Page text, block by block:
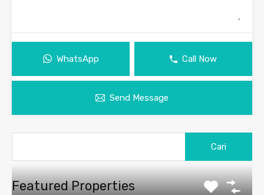
WhatsApp Call Now
Send Message
Featured Properties